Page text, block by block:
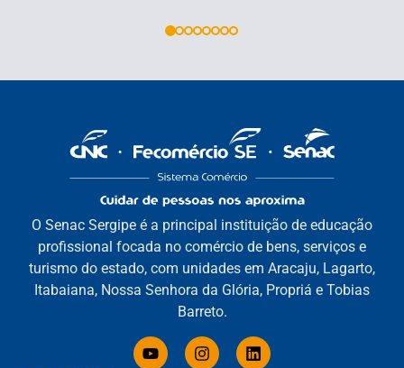
O Senac Sergipe é a principal instituição de educação
profissional focada no comércio de bens, serviços e
turismo do estado, com unidades em Aracaju, Lagarto,
Itabaiana, Nossa Senhora da Glória, Propriá e Tobias
Barreto.